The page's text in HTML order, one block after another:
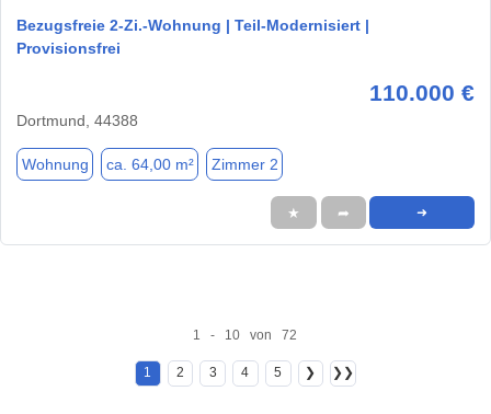
Bezugsfreie 2-Zi.-Wohnung | Teil-Modernisiert |
Provisionsfrei
110.000 €
Dortmund, 44388
Wohnung ca. 64,00 m² Zimmer 2
★ ➦ ➜
1 - 10 von 72
1 2 3 4 5 ❯ ❯❯